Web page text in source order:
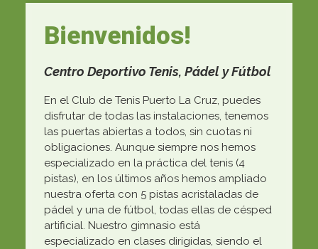
Bienvenidos!
Centro Deportivo Tenis, Pádel y Fútbol
En el Club de Tenis Puerto La Cruz, puedes
disfrutar de todas las instalaciones, tenemos
las puertas abiertas a todos, sin cuotas ni
obligaciones. Aunque siempre nos hemos
especializado en la práctica del tenis (4
pistas), en los últimos años hemos ampliado
nuestra oferta con 5 pistas acristaladas de
pádel y una de fútbol, todas ellas de césped
artificial. Nuestro gimnasio está
especializado en clases dirigidas, siendo el